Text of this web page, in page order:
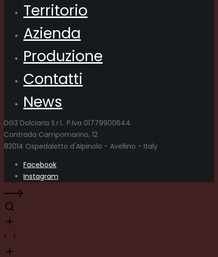
Territorio
Azienda
Produzione
Contatti
News
DG3 Dolciaria S.r.l.. P.Iva 01779900644.
Contrada Campomarino, 12
83014 Ospedaletto d'Alpinolo - Avellino - Italy
Facebook
Instagram